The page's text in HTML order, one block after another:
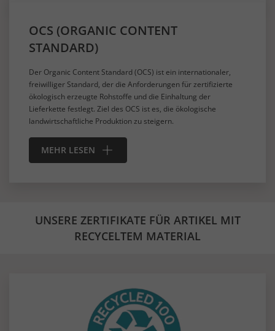
OCS (ORGANIC CONTENT
STANDARD)
Der Organic Content Standard (OCS) ist ein internationaler,
freiwilliger Standard, der die Anforderungen für zertifizierte
ökologisch erzeugte Rohstoffe und die Einhaltung der
Lieferkette festlegt. Ziel des OCS ist es, die ökologische
landwirtschaftliche Produktion zu steigern.
MEHR LESEN
UNSERE ZERTIFIKATE FÜR ARTIKEL MIT
RECYCELTEM MATERIAL